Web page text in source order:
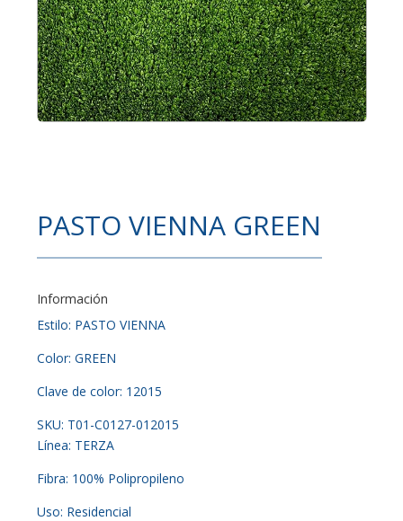
PASTO VIENNA GREEN
Información
Estilo: PASTO VIENNA
Color: GREEN
Clave de color: 12015
SKU: T01-C0127-012015
Línea: TERZA
Fibra: 100% Polipropileno
Uso: Residencial